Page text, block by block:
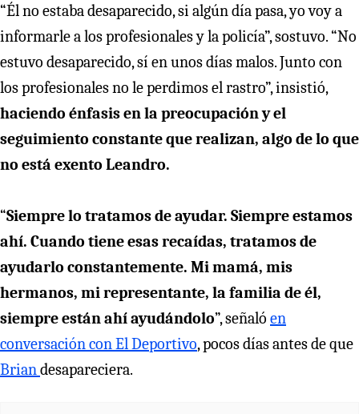
“Él no estaba desaparecido, si algún día pasa, yo voy a
informarle a los profesionales y la policía”, sostuvo. “No
estuvo desaparecido, sí en unos días malos. Junto con
los profesionales no le perdimos el rastro”, insistió,
haciendo énfasis en la preocupación y el
seguimiento constante que realizan, algo de lo que
no está exento Leandro.
“Siempre lo tratamos de ayudar. Siempre estamos
ahí. Cuando tiene esas recaídas, tratamos de
ayudarlo constantemente. Mi mamá, mis
hermanos, mi representante, la familia de él,
siempre están ahí ayudándolo”, señaló en
conversación con El Deportivo, pocos días antes de que
Briandesapareciera.